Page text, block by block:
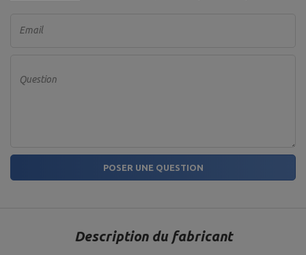
Email
Question
POSER UNE QUESTION
Description du fabricant